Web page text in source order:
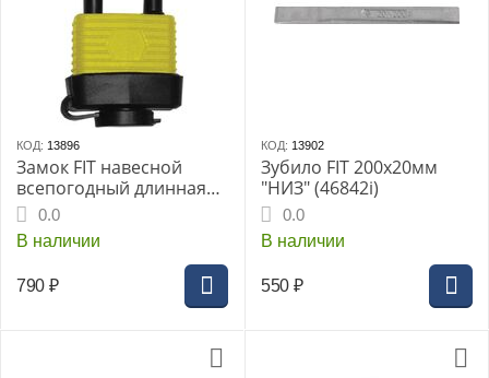
КОД: 13896
Замок FIT навесной
всепогодный длинная
дужка 50мм (67194i)
0.0
В наличии
790 ₽
КОД: 13902
Зубило FIT 200х20мм
"НИЗ" (46842i)
0.0
В наличии
550 ₽